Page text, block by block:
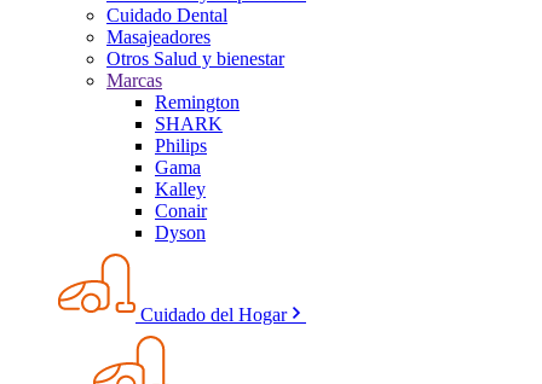
Cuidado Dental
Masajeadores
Otros Salud y bienestar
Marcas
Remington
SHARK
Philips
Gama
Kalley
Conair
Dyson
Cuidado del Hogar